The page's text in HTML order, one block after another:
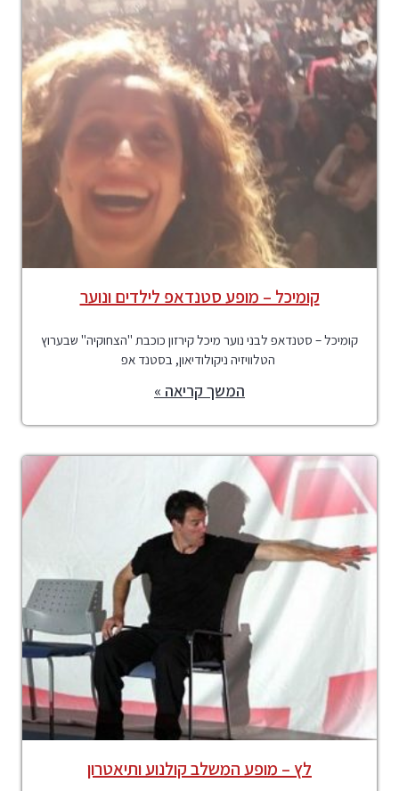
קומיכל – מופע סטנדאפ לילדים ונוער
קומיכל – סטנדאפ לבני נוער מיכל קירזון כוכבת "הצחוקיה" שבערוץ
הטלוויזיה ניקולודיאון, בסטנד אפ
המשך קריאה »
לץ – מופע המשלב קולנוע ותיאטרון